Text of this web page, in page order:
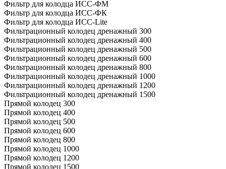
Фильтр для колодца ИСС-ФМ
Фильтр для колодца ИСС-ФК
Фильтр для колодца ИСС-Lite
Фильтрационный колодец дренажный 300
Фильтрационный колодец дренажный 400
Фильтрационный колодец дренажный 500
Фильтрационный колодец дренажный 600
Фильтрационный колодец дренажный 800
Фильтрационный колодец дренажный 1000
Фильтрационный колодец дренажный 1200
Фильтрационный колодец дренажный 1500
Прямой колодец 300
Прямой колодец 400
Прямой колодец 500
Прямой колодец 600
Прямой колодец 800
Прямой колодец 1000
Прямой колодец 1200
Прямой колодец 1500